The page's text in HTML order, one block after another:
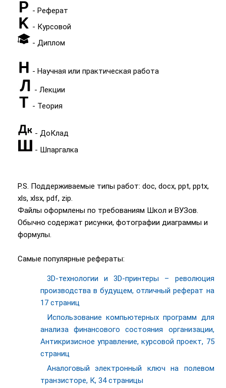
- Реферат
- Курсовой
- Диплом
- Научная или практическая работа
- Лекции
- Теория
- ДоКлад
- Шпаргалка
P.S. Поддерживаемые типы работ: doc, docx, ppt, pptx,
xls, xlsx, pdf, zip.
Файлы оформлены по требованиям Школ и ВУЗов.
Обычно содержат рисунки, фотографии диаграммы и
формулы.
Самые популярные рефераты:
3D-технологии и 3D-принтеры – революция
производства в будущем, отличный реферат на
17 страниц
Использование компьютерных программ для
анализа финансового состояния организации,
Антикризисное управление, курсовой проект, 75
страниц
Аналоговый электронный ключ на полевом
транзисторе, К, 34 страницы